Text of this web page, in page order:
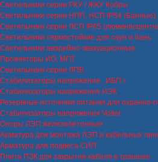
Светильники серии РКУ / ЖКУ Кобры
Светильники серии НПП, НСП IP54 (Банные)
Светильники серии ЛСП IP65
Светильники термостойкие для саун и бань
Светильники аварийно-эвакуационные
Прожекторы ИО, МГЛ
Светильники серии ЛПБ
Стабилизаторы напряжения , ИБП
Стабилизаторы напряжения ИЭК
Резервные источники питания для охранно-
Стабилизаторы напряжения Volter
Опоры ЛЭП железобетонные
Арматура для монтажа ЛЭП и кабельных
Арматура для подвеса СИП
Плита ПЗК для закрытия кабеля в траншее